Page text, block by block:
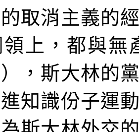
取消主義的
上，都與無
），斯大林的
知識份子運